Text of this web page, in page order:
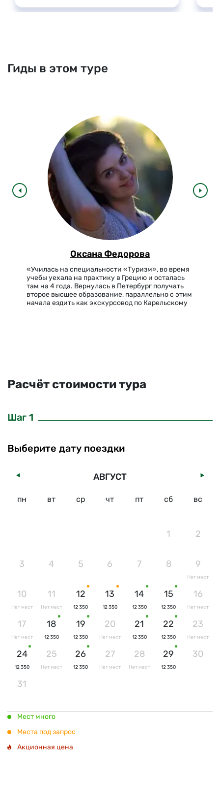
Гиды в этом туре
Оксана Федорова
«Училась на специальности «Туризм», во время
учебы уехала на практику в Грецию и осталась
там на 4 года. Вернулась в Петербург получать
второе высшее образование, параллельно с этим
начала ездить как экскурсовод по Карельскому
Расчёт стоимости тура
Шаг 1
Выберите дату поездки
АВГУСТ
пн вт ср чт пт сб вс
1 2
3 4 5 6 7 8 9
Нет мест
10
Нет мест
11
Нет мест
12
12 350
13
12 350
14
12 350
15
12 350
16
Нет мест
17
Нет мест
18
12 350
19
12 350
20
Нет мест
21
12 350
22
12 350
23
Нет мест
24
12 350
25
Нет мест
26
12 350
27
Нет мест
28
Нет мест
29
12 350
30
31
Мест много
Места под запрос
Акционная цена